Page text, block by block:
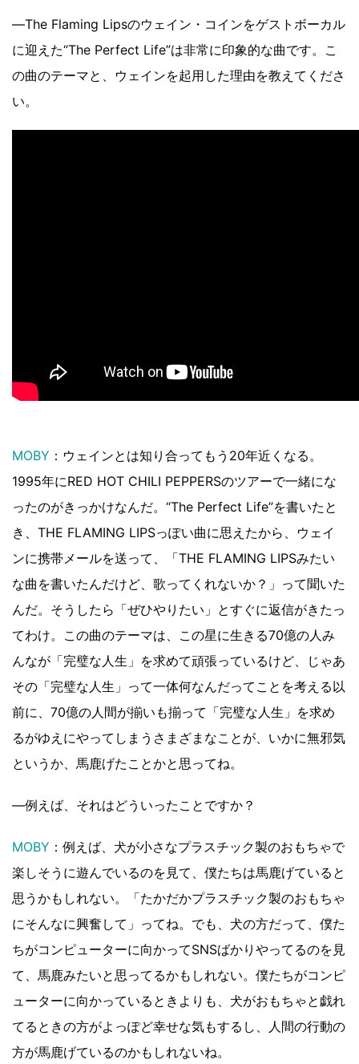
―The Flaming Lipsのウェイン・コインをゲストボーカル
に迎えた“The Perfect Life”は非常に印象的な曲です。こ
の曲のテーマと、ウェインを起用した理由を教えてくださ
い。
MOBY ：ウェインとは知り合ってもう20年近くなる。
1995年にRED HOT CHILI PEPPERSのツアーで一緒にな
ったのがきっかけなんだ。“The Perfect Life”を書いたと
き、THE FLAMING LIPSっぽい曲に思えたから、ウェイ
ンに携帯メールを送って、「THE FLAMING LIPSみたい
な曲を書いたんだけど、歌ってくれないか？」って聞いた
んだ。そうしたら「ぜひやりたい」とすぐに返信がきたっ
てわけ。この曲のテーマは、この星に生きる70億の人み
んなが「完璧な人生」を求めて頑張っているけど、じゃあ
その「完璧な人生」って一体何なんだってことを考える以
前に、70億の人間が揃いも揃って「完璧な人生」を求め
るがゆえにやってしまうさまざまなことが、いかに無邪気
というか、馬鹿げたことかと思ってね。
―例えば、それはどういったことですか？
MOBY ：例えば、犬が小さなプラスチック製のおもちゃで
楽しそうに遊んでいるのを見て、僕たちは馬鹿げていると
思うかもしれない。「たかだかプラスチック製のおもちゃ
にそんなに興奮して」ってね。でも、犬の方だって、僕た
ちがコンピューターに向かってSNSばかりやってるのを見
て、馬鹿みたいと思ってるかもしれない。僕たちがコンピ
ューターに向かっているときよりも、犬がおもちゃと戯れ
てるときの方がよっぽど幸せな気もするし、人間の行動の
方が馬鹿げているのかもしれないね。